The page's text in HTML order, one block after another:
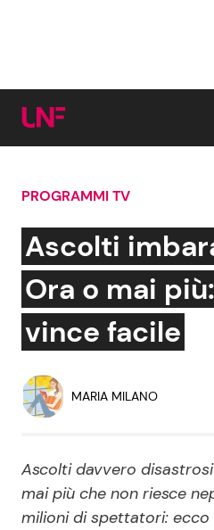
Cerca:
News e Cronaca
Attualità Italiana
Economia
Persone Scomparse
Politica
PROGRAMMI TV
Ascolti
Ora o mai
vince facile
MARIA MILANO
Ascolti davvero
mai più che non riesce
milioni di spettatori: